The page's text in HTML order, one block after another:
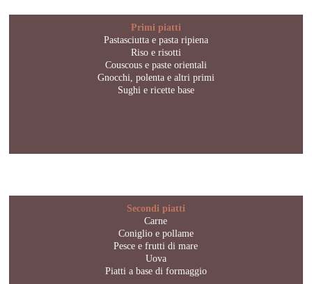
Primi piatti
Pastasciutta e pasta ripiena
Riso e risotti
Couscous e paste orientali
Gnocchi, polenta e altri primi
Sughi e ricette base
Secondi piatti
Carne
Coniglio e pollame
Pesce e frutti di mare
Uova
Piatti a base di formaggio